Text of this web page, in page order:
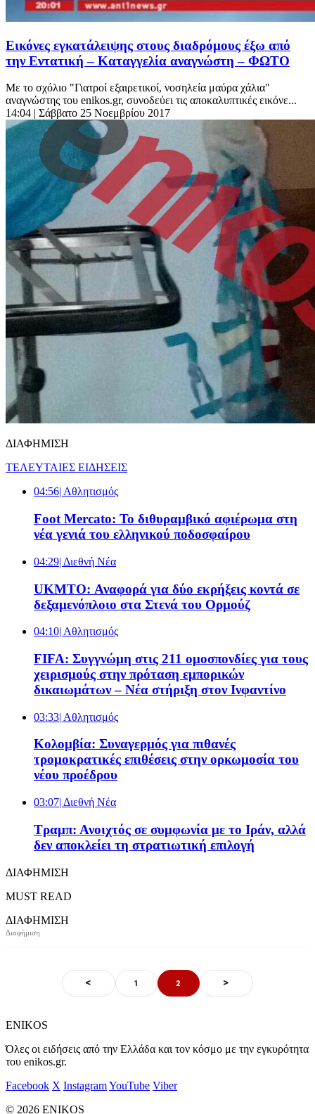
Εικόνες εγκατάλειψης στους διαδρόμους έξω από
την Εντατική – Καταγγελία αναγνώστη – ΦΩΤΟ
Με το σχόλιο "Γιατροί εξαιρετικοί, νοσηλεία μαύρα χάλια"
αναγνώστης του enikos.gr, συνοδεύει τις αποκαλυπτικές εικόνε...
14:04 | Σάββατο 25 Νοεμβρίου 2017
ΔΙΑΦΗΜΙΣΗ
ΤΕΛΕΥΤΑΙΕΣ ΕΙΔΗΣΕΙΣ
04:56| Αθλητισμός
Foot Mercato: Το διθυραμβικό αφιέρωμα στη
νέα γενιά του ελληνικού ποδοσφαίρου
04:29| Διεθνή Νέα
UKMTO: Αναφορά για δύο εκρήξεις κοντά σε
δεξαμενόπλοιο στα Στενά του Ορμούζ
04:10| Αθλητισμός
FIFA: Συγγνώμη στις 211 ομοσπονδίες για τους
χειρισμούς στην πρόταση εμπορικών
δικαιωμάτων – Νέα στήριξη στον Ινφαντίνο
03:33| Αθλητισμός
Κολομβία: Συναγερμός για πιθανές
τρομοκρατικές επιθέσεις στην ορκωμοσία του
νέου προέδρου
03:07| Διεθνή Νέα
Τραμπ: Ανοιχτός σε συμφωνία με το Ιράν, αλλά
δεν αποκλείει τη στρατιωτική επιλογή
ΔΙΑΦΗΜΙΣΗ
MUST READ
ΔΙΑΦΗΜΙΣΗ
< 1 2 >
ENIKOS
Όλες οι ειδήσεις από την Ελλάδα και τον κόσμο με την εγκυρότητα
του enikos.gr.
Facebook X InstagramYouTube Viber
© 2026 ENIKOS